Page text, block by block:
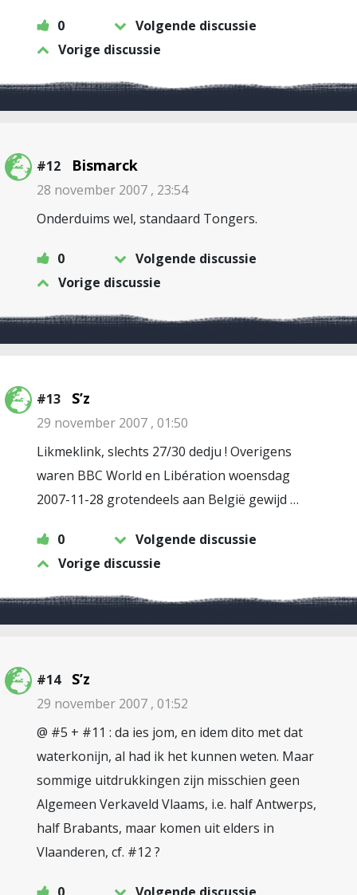
0
Volgende discussie
Vorige discussie
#12 Bismarck
28 november 2007 , 23:54
Onderduims wel, standaard Tongers.
0
Volgende discussie
Vorige discussie
#13 S’z
29 november 2007 , 01:50
Likmeklink, slechts 27/30 dedju ! Overigens
waren BBC World en Libération woensdag
2007-11-28 grotendeels aan België gewijd …
0
Volgende discussie
Vorige discussie
#14 S’z
29 november 2007 , 01:52
@ #5 + #11 : da ies jom, en idem dito met dat
waterkonijn, al had ik het kunnen weten. Maar
sommige uitdrukkingen zijn misschien geen
Algemeen Verkaveld Vlaams, i.e. half Antwerps,
half Brabants, maar komen uit elders in
Vlaanderen, cf. #12 ?